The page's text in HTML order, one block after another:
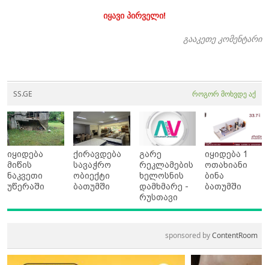
იყავი პირველი!
გააკეთე კომენტარი
SS.GE როგორ მოხვდე აქ
იყიდება
მიწის
ნაკვეთი
უწერაში
ქირავდება
სავაჭრო
ობიექტი
ბათუმში
გარე
რეკლამების
ხელოსნის
დამხმარე -
რუსთავი
იყიდება 1
ოთახიანი
ბინა
ბათუმში
sponsored byContentRoom